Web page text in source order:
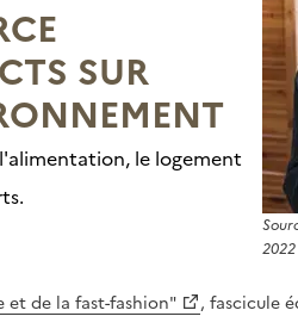
SUR
le logement
2022
et de la fast-fashion" , fascicule